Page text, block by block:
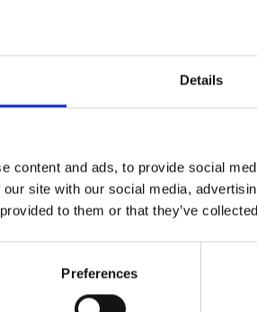
Details
content and ads, to provide social
site with our social media,
to them or that they’ve
Preferences
Kinderen van 14 en 15 jaar die in
zelfstandig voorklimmen en
training om (nog) niet. Buiten de
2. Toestemming
Door je kind in te schrijven bij de
aanmeldt deelnemen aan het
geldende SVK-labelsysteem. Lees